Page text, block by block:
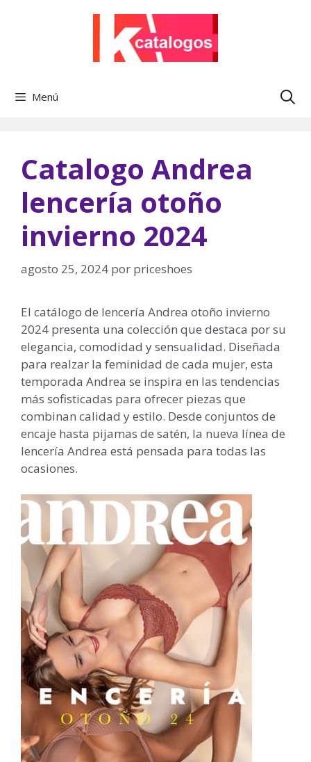
Menú
Catalogo Andrea
lencería otoño
invierno 2024
agosto 25, 2024 por priceshoes
El catálogo de lencería Andrea otoño invierno
2024 presenta una colección que destaca por su
elegancia, comodidad y sensualidad. Diseñada
para realzar la feminidad de cada mujer, esta
temporada Andrea se inspira en las tendencias
más sofisticadas para ofrecer piezas que
combinan calidad y estilo. Desde conjuntos de
encaje hasta pijamas de satén, la nueva línea de
lencería Andrea está pensada para todas las
ocasiones.